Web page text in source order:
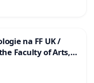
na FF UK /
Faculty of Arts,